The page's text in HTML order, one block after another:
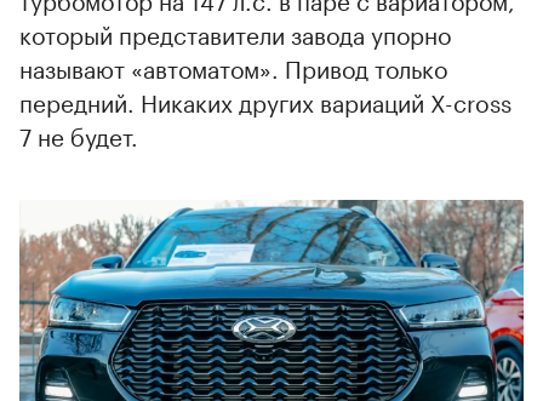
который представители завода упорно
называют «автоматом». Привод только
передний. Никаких других вариаций X-cross
7 не будет.